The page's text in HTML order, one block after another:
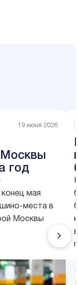
19 июня 2026
Москвы
год
конец мая
места в
Москвы